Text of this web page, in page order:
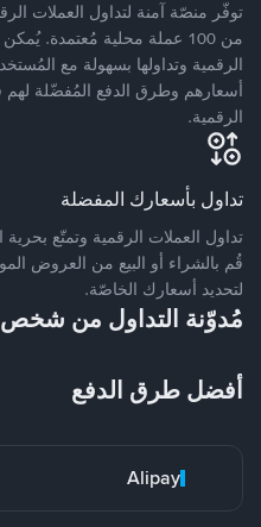
من 100 عملة محلية مُعتمدة.
الرقمية وتداولها بسهولة مع
أسعارهم وطرق الدفع المُفضّلة
الرقمية.
تداول بأسعارك المفضلة
تداول العملات الرقمية وتمتّع
قُم بالشراء أو البيع من العروض
لتحديد أسعارك الخاصّة.
مُدوّنة التداول من
أفضل طرق الدفع
Alipay